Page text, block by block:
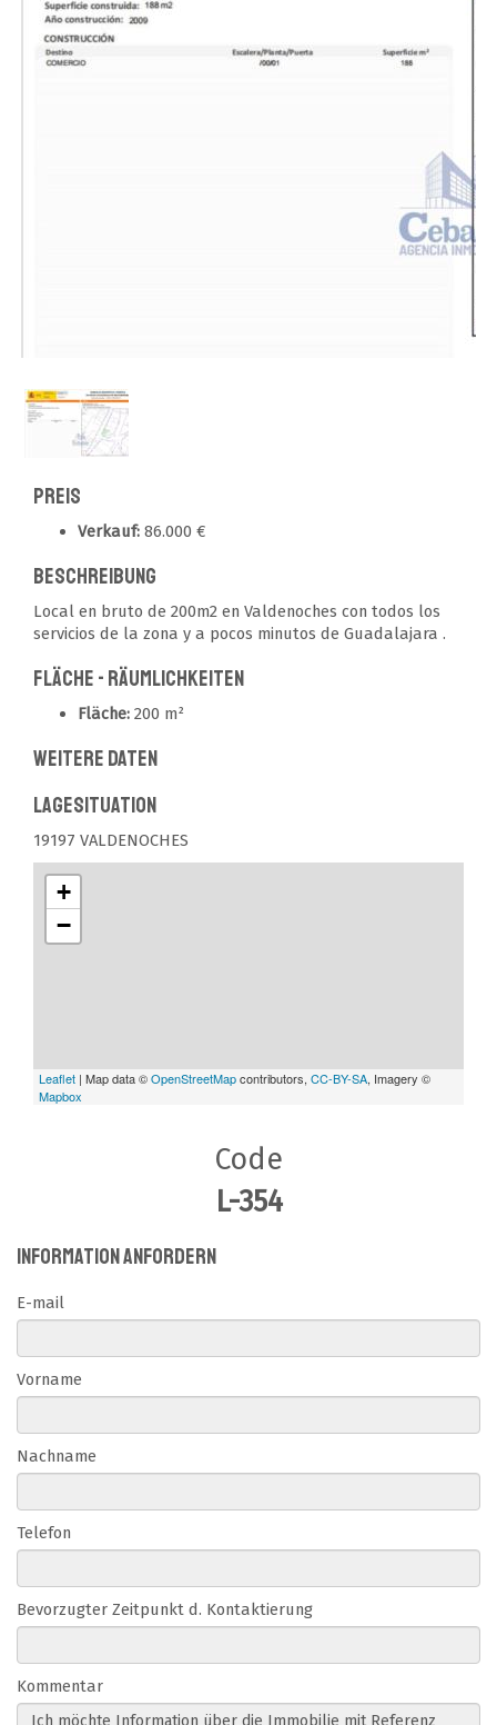
Preis
Verkauf: 86.000 €
Beschreibung
Local en bruto de 200m2 en Valdenoches con todos los
servicios de la zona y a pocos minutos de Guadalajara .
Fläche - Räumlichkeiten
Fläche: 200 m²
Weitere Daten
Lagesituation
19197 VALDENOCHES
+
−
Leaflet | Map data ©OpenStreetMapcontributors, CC-BY-SA, Imagery ©
Mapbox
Code
L-354
Information anfordern
E-mail
Vorname
Nachname
Telefon
Bevorzugter Zeitpunkt d. Kontaktierung
Kommentar